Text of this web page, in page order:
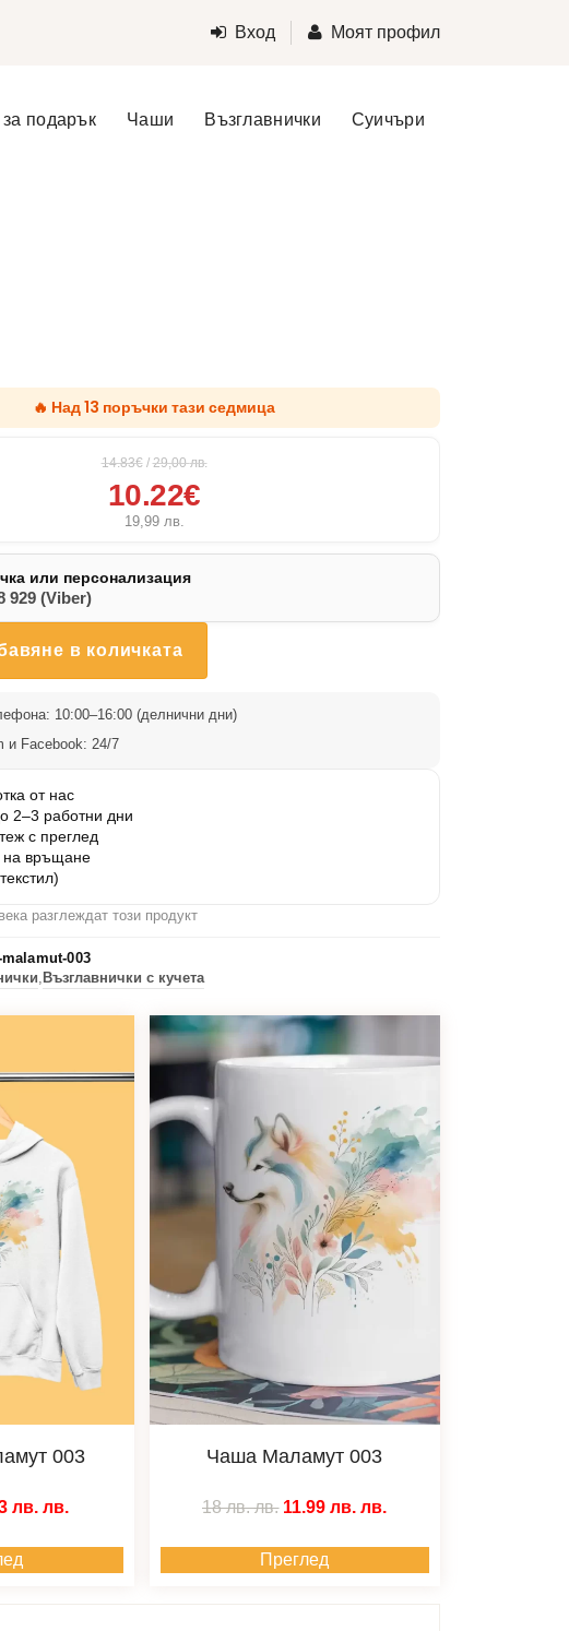
Вход Моят профил
подарък Чаши Възглавнички Суичъри
🔥 Над 13 поръчки тази седмица
14.83€ / 29,00лв.
10.22€
19,99 лв.
или персонализация
929 (Viber)
в количката
10:00–16:00 (делнични дни)
и Facebook: 24/7
от нас
2–3 работни дни
с преглед
на връщане
разглеждат този продукт
003
, Възглавнички с кучета
003
лв.лв.
Чаша Маламут 003
18 лв.лв. 11.99 лв.лв.
Преглед